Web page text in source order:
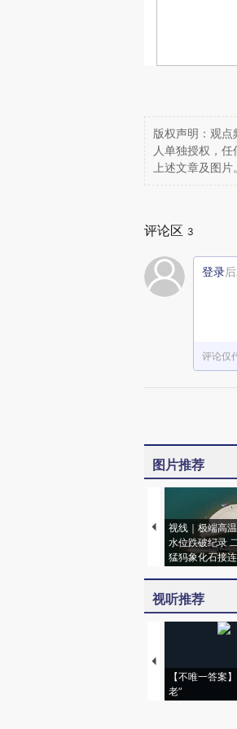
版权声明：观点
人单独授权，
上述文章及图片
评论区 3
登录
评论仅
图片推荐
视线｜极端高
水位跌破纪录
猛犸象化石接
视听推荐
【不唯一答案
老”